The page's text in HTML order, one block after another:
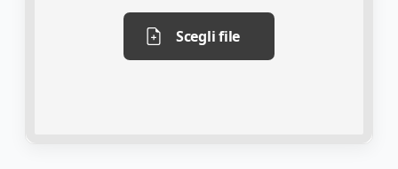
Scegli file